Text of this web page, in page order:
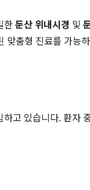
한둔산 위내시경 및
맞춤형 진료를 가능
고 있습니다. 환자